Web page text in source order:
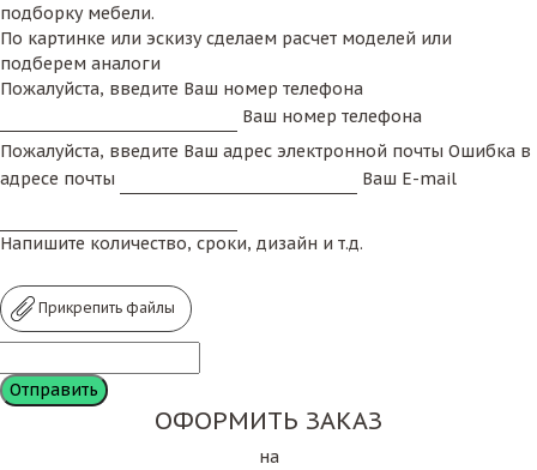
подборку мебели.
По картинке или эскизу сделаем расчет моделей или
подберем аналоги
Пожалуйста, введите Ваш номер телефона
Ваш номер телефона
Пожалуйста, введите Ваш адрес электронной почты Ошибка в
адресе почты
Ваш E-mail
Напишите количество, сроки, дизайн и т.д.
Прикрепить файлы
ОФОРМИТЬ ЗАКАЗ
на